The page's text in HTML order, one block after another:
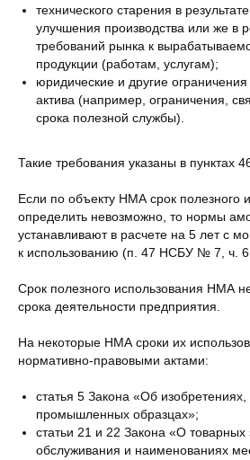
технического старения в
улучшения производства или же в
требований рынка к
продукции (работам, услугам);
юридические и другие
актива (например, ограничения,
срока полезной службы).
Такие требования указаны в пунктах
Если по объекту НМА срок полезного
определить невозможно, то нормы
устанавливают в расчете на 5 лет с
к использованию (п. 47 НСБУ № 7, ч. 6
Срок полезного использования НМА
срока деятельности предприятия.
На некоторые НМА сроки их
нормативно-правовыми актами:
статья 5 Закона «Об
промышленных образцах»;
статьи 21 и 22 Закона «О товарных
обслуживания и наименованиях